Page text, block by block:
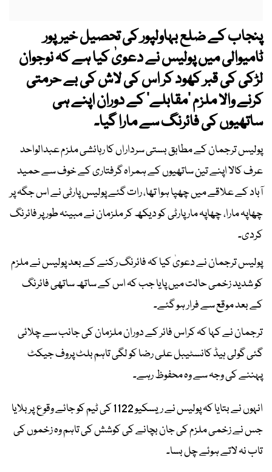
پنجاب کے ضلع بہاولپور کی تحصیل خیرپور
ٹامیوالی میں پولیس نے دعویٰ کیا ہے کہ نوجوان
لڑکی کی قبر کھود کر اس کی لاش کی بے حرمتی
کرنے والا ملزم ‘مقابلے’ کے دوران اپنے ہی
ساتھیوں کی فائرنگ سے مارا گیا۔
پولیس ترجمان کے مطابق بستی سرداراں کا رہائشی ملزم عبدالواحد
عرف کالا اپنے تین ساتھیوں کے ہمراہ گرفتاری کے خوف سے حمید
آباد کے علاقے میں چھپا ہوا تھا، رات گئے پولیس پارٹی نے اس جگہ پر
چھاپہ مارا، چھاپہ مار پارٹی کو دیکھ کر ملزمان نے مبینہ طور پر فائرنگ
کردی۔
پولیس ترجمان نے دعویٰ کیا کہ فائرنگ رکنے کے بعد پولیس نے ملزم
کو شدید زخمی حالت میں پایا جب کہ اس کے ساتھ ساتھی فائرنگ
کے بعد موقع سے فرار ہو گئے۔
ترجمان نے کہا کہ کراس فائر کے دوران ملزمان کی جانب سے چلائی
گئی گولی ہیڈ کانسٹیبل علی رضا کو لگی تاہم بلٹ پروف جیکٹ
پہننے کی وجہ سے وہ محفوظ رہے۔
انہوں نے بتایا کہ پولیس نے ریسکیو 1122 کی ٹیم کو جائے وقوع پر بلایا
جس نے زخمی ملزم کی جان بچانے کی کوشش کی تاہم وہ زخموں کی
تاب نہ لاتے ہوئے چل بسا۔